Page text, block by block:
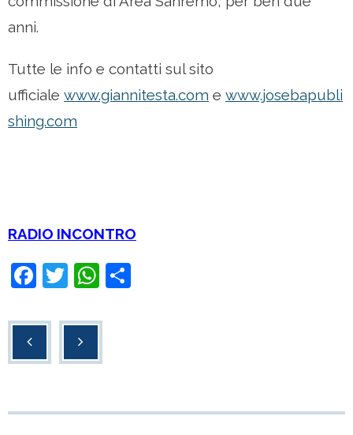
anni.
Tutte le info e contatti sul sito
ufficiale www.giannitesta.com e www.josebapubli
shing.com
RADIO INCONTRO
F
c
T
tt
er
W
at